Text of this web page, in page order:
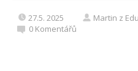
27.5. 2025 Martin z
0 Komentářů